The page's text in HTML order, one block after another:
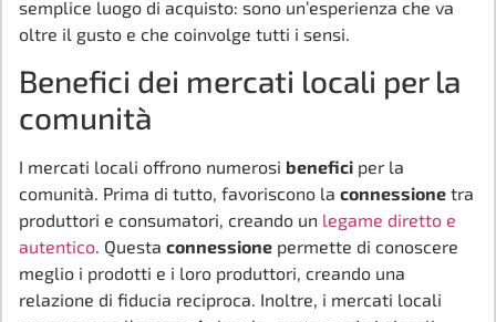
semplice luogo di acquisto: sono un’esperienza che va
oltre il gusto e che coinvolge tutti i sensi.
Benefici dei mercati locali per la
comunità
I mercati locali offrono numerosi benefici per la
comunità. Prima di tutto, favoriscono la connessione tra
produttori e consumatori, creando un legame diretto e
autentico. Questa connessione permette di conoscere
meglio i prodotti e i loro produttori, creando una
relazione di fiducia reciproca. Inoltre, i mercati locali